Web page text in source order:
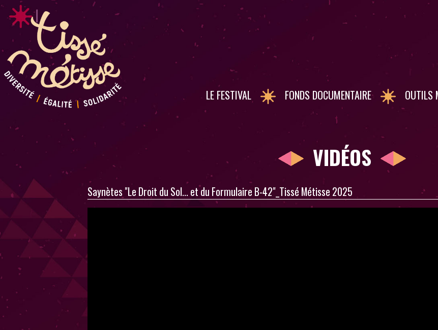
LE FESTIVAL FONDS DOCUMENTAIRE OUTILS
VIDÉOS
Saynètes "Le Droit du Sol... et du Formulaire B-42"_Tissé Métisse 2025